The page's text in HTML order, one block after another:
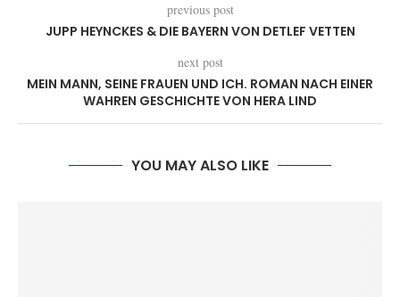
previous post
JUPP HEYNCKES & DIE BAYERN VON DETLEF VETTEN
next post
MEIN MANN, SEINE FRAUEN UND ICH. ROMAN NACH EINER
WAHREN GESCHICHTE VON HERA LIND
YOU MAY ALSO LIKE